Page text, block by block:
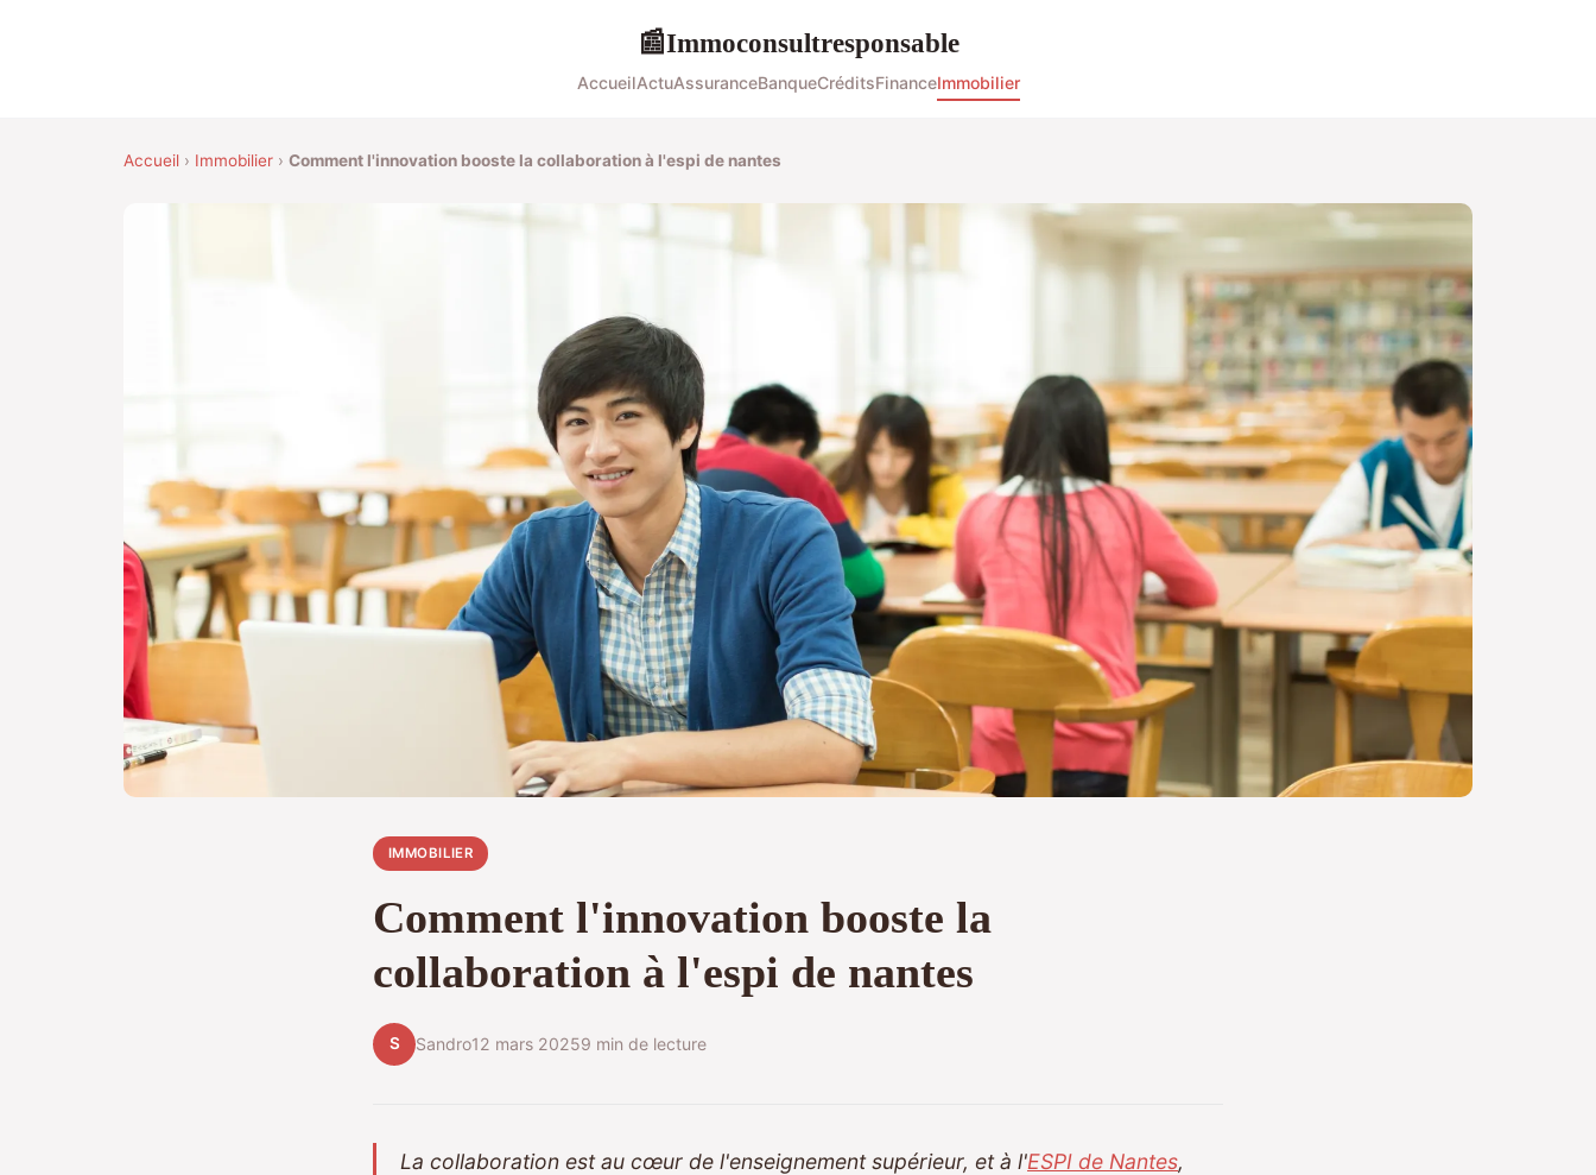
📰Immoconsultresponsable
AccueilActuAssuranceBanqueCréditsFinanceImmobilier
Accueil › Immobilier › Comment l'innovation booste la collaboration à l'espi de nantes
IMMOBILIER
Comment l'innovation booste la
collaboration à l'espi de nantes
S Sandro12 mars 20259 min de lecture
La collaboration est au cœur de l'enseignement supérieur, et à l'ESPI de Nantes,